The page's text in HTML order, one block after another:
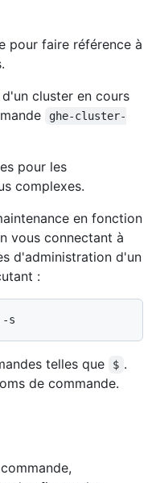
pour faire référence à
cluster en cours
ghe-cluster-
pour les
complexes.
en fonction
vous connectant à
d'administration d'un
:
telles que $ .
de commande.